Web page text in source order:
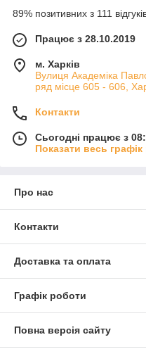
89% позитивних з 111
Працює з 28.10.2019
м. Харків
Вулиця Академіка
ряд місце 605 - 606,
Контакти
Сьогодні працює з
Показати весь
Про нас
Контакти
Доставка та оплата
Графік роботи
Повна версія сайту